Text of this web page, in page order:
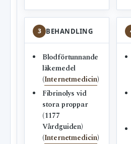
3 BEHANDLING
Blodförtunnande
läkemedel
(Internetmedicin)
Fibrinolys vid
stora proppar
(1177
Vårdguiden)
(Internetmedicin)